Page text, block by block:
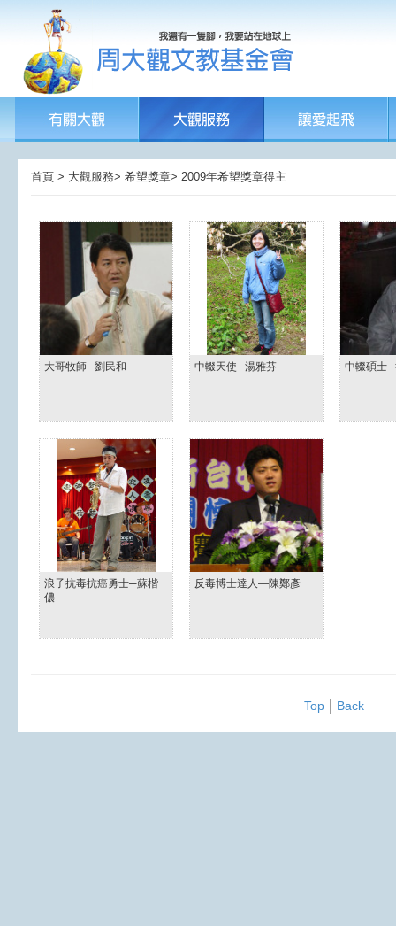
首頁 > 大觀服務> 希望獎章> 2009年希望獎章得主
大哥牧師─劉民和 中輟天使─湯雅芬 中輟碩士
浪子抗毒抗癌勇士─蘇楷
儂
反毒博士達人—陳鄭彥
Top| Back